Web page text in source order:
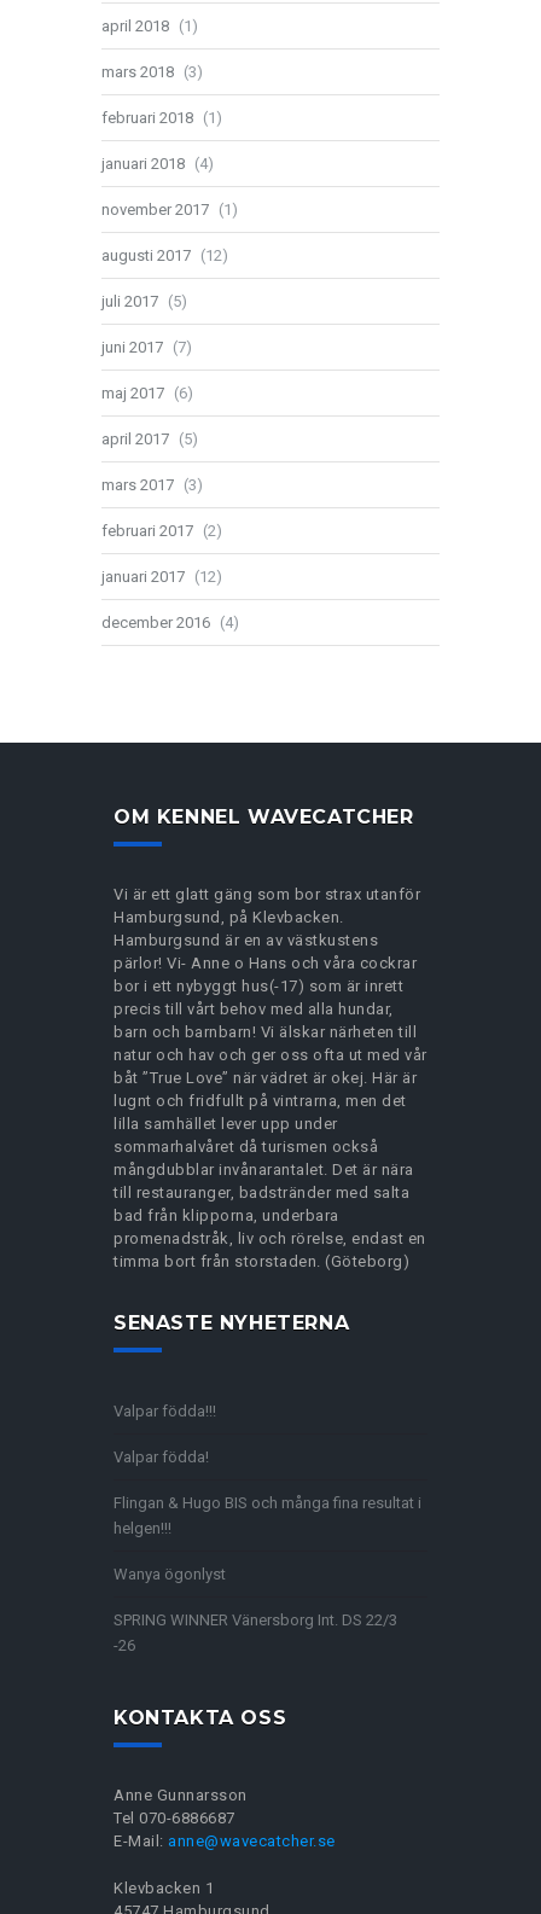
april 2018 (1)
mars 2018 (3)
februari 2018 (1)
januari 2018 (4)
november 2017 (1)
augusti 2017 (12)
juli 2017 (5)
juni 2017 (7)
maj 2017 (6)
april 2017 (5)
mars 2017 (3)
februari 2017 (2)
januari 2017 (12)
december 2016 (4)
OM KENNEL WAVECATCHER
Vi är ett glatt gäng som bor strax utanför
Hamburgsund, på Klevbacken.
Hamburgsund är en av västkustens
pärlor! Vi- Anne o Hans och våra cockrar
bor i ett nybyggt hus(-17) som är inrett
precis till vårt behov med alla hundar,
barn och barnbarn! Vi älskar närheten till
natur och hav och ger oss ofta ut med vår
båt ”True Love” när vädret är okej. Här är
lugnt och fridfullt på vintrarna, men det
lilla samhället lever upp under
sommarhalvåret då turismen också
mångdubblar invånarantalet. Det är nära
till restauranger, badstränder med salta
bad från klipporna, underbara
promenadstråk, liv och rörelse, endast en
timma bort från storstaden. (Göteborg)
SENASTE NYHETERNA
Valpar födda!!!
Valpar födda!
Flingan & Hugo BIS och många fina resultat i
helgen!!!
Wanya ögonlyst
SPRING WINNER Vänersborg Int. DS 22/3
-26
KONTAKTA OSS
Anne Gunnarsson
Tel 070-6886687
E-Mail: anne@wavecatcher.se
Klevbacken 1